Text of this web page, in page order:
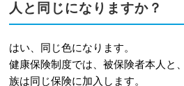
人と同じになりますか？
はい、同じ色になります。
健康保険制度では、被保険者本人と
族は同じ保険に加入します。